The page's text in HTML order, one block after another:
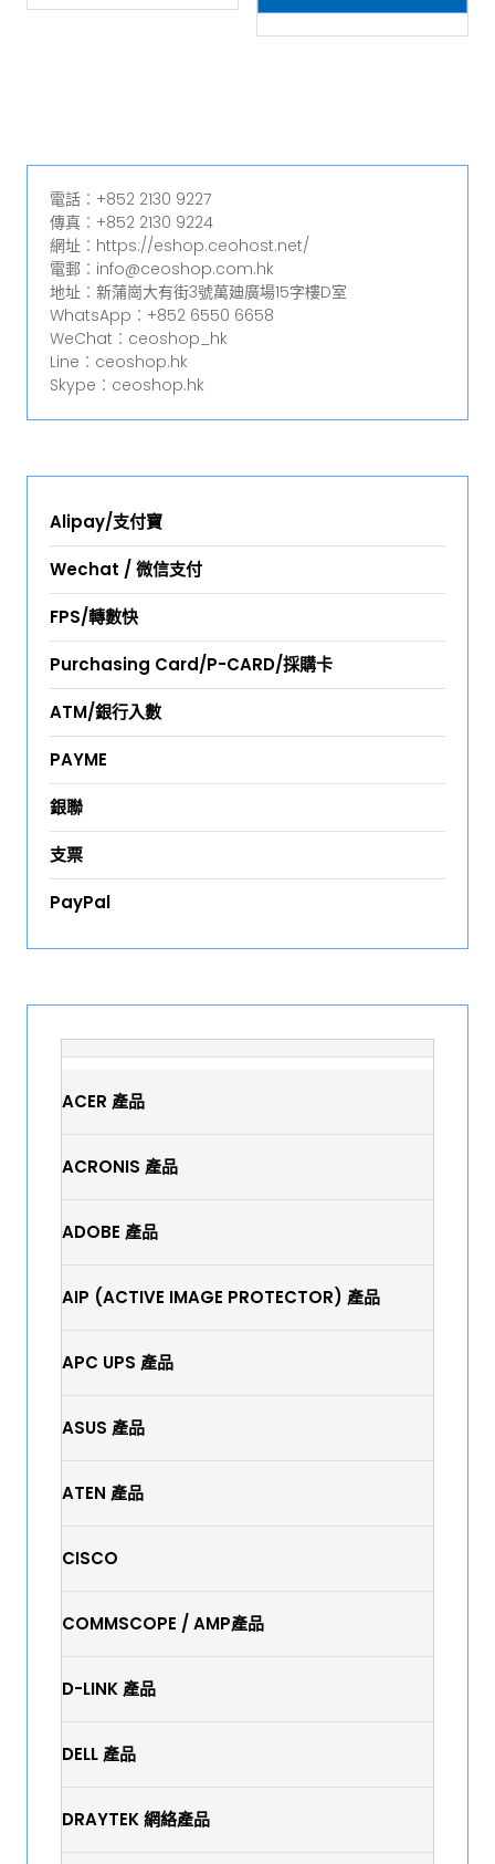
電話︰+852 2130 9227
傳真︰+852 2130 9224
網址︰https://eshop.ceohost.net/
電郵︰info@ceoshop.com.hk
地址︰新蒲崗大有街3號萬廸廣場15字樓D室
WhatsApp︰+852 6550 6658
WeChat︰ceoshop_hk
Line︰ceoshop.hk
Skype︰ceoshop.hk
Alipay/支付寶
Wechat / 微信支付
FPS/轉數快
Purchasing Card/P-CARD/採購卡
ATM/銀行入數
PAYME
銀聯
支票
PayPal
ACER 產品
ACRONIS 產品
ADOBE 產品
AIP (ACTIVE IMAGE PROTECTOR) 產品
APC UPS 產品
ASUS 產品
ATEN 產品
CISCO
COMMSCOPE / AMP產品
D-LINK 產品
DELL 產品
DRAYTEK 網絡產品